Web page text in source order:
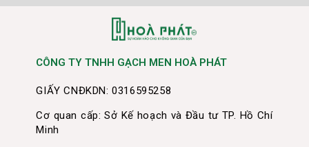
CÔNG TY TNHH GẠCH MEN HOÀ PHÁT
GIẤY CNĐKDN: 0316595258
Cơ quan cấp: Sở Kế hoạch và Đầu tư TP. Hồ Chí
Minh